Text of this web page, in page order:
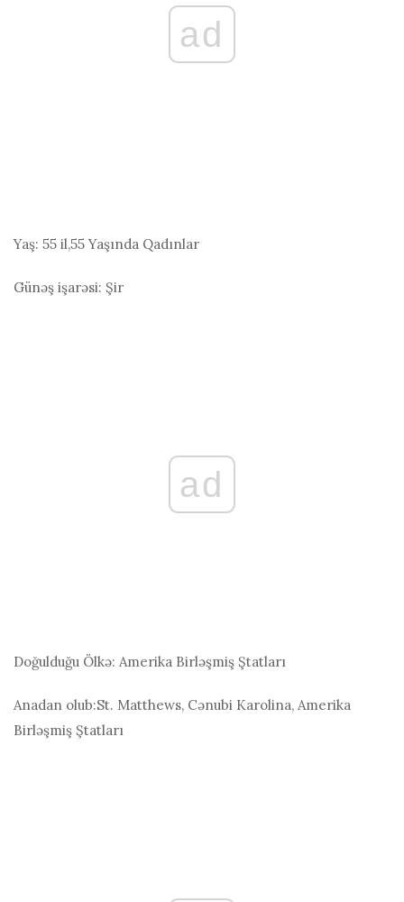
ad
Yaş: 55 il,55 Yaşında Qadınlar
Günəş işarəsi: Şir
ad
Doğulduğu Ölkə: Amerika Birləşmiş Ştatları
Anadan olub:St. Matthews, Cənubi Karolina, Amerika
Birləşmiş Ştatları